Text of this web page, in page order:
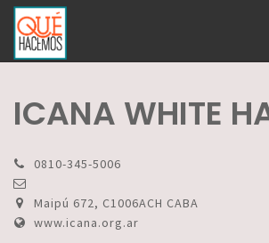
ICANA WHITE
0810-345-5006
Maipú 672, C1006ACH CABA
www.icana.org.ar